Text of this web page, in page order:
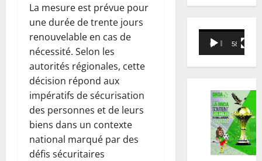
La mesure est prévue pour
une durée de trente jours
renouvelable en cas de
nécessité. Selon les
autorités régionales, cette
décision répond aux
impératifs de sécurisation
des personnes et de leurs
biens dans un contexte
national marqué par des
défis sécuritaires
Lecteur
vidéo
00:00 58:18